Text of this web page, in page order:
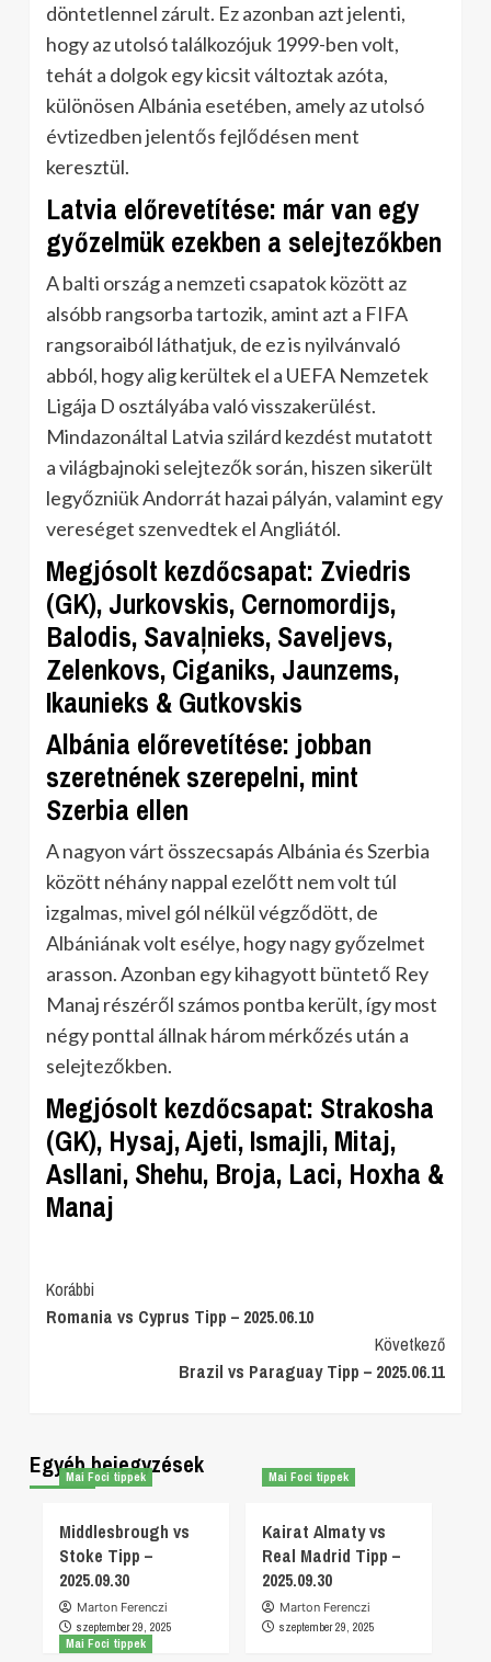
döntetlennel zárult. Ez azonban azt jelenti,
hogy az utolsó találkozójuk 1999-ben volt,
tehát a dolgok egy kicsit változtak azóta,
különösen Albánia esetében, amely az utolsó
évtizedben jelentős fejlődésen ment
keresztül.
Latvia előrevetítése: már van egy
győzelmük ezekben a selejtezőkben
A balti ország a nemzeti csapatok között az
alsóbb rangsorba tartozik, amint azt a FIFA
rangsoraiból láthatjuk, de ez is nyilvánvaló
abból, hogy alig kerültek el a UEFA Nemzetek
Ligája D osztályába való visszakerülést.
Mindazonáltal Latvia szilárd kezdést mutatott
a világbajnoki selejtezők során, hiszen sikerült
legyőzniük Andorrát hazai pályán, valamint egy
vereséget szenvedtek el Angliától.
Megjósolt kezdőcsapat: Zviedris
(GK), Jurkovskis, Cernomordijs,
Balodis, Savaļnieks, Saveljevs,
Zelenkovs, Ciganiks, Jaunzems,
Ikaunieks & Gutkovskis
Albánia előrevetítése: jobban
szeretnének szerepelni, mint
Szerbia ellen
A nagyon várt összecsapás Albánia és Szerbia
között néhány nappal ezelőtt nem volt túl
izgalmas, mivel gól nélkül végződött, de
Albániának volt esélye, hogy nagy győzelmet
arasson. Azonban egy kihagyott büntető Rey
Manaj részéről számos pontba került, így most
négy ponttal állnak három mérkőzés után a
selejtezőkben.
Megjósolt kezdőcsapat: Strakosha
(GK), Hysaj, Ajeti, Ismajli, Mitaj,
Asllani, Shehu, Broja, Laci, Hoxha &
Manaj
Post
Navigation
Korábbi
Romania vs Cyprus Tipp – 2025.06.10
Következő
Brazil vs Paraguay Tipp – 2025.06.11
Egyéb bejegyzések
Mai Foci tippek
Middlesbrough vs
Stoke Tipp –
2025.09.30
Marton Ferenczi
szeptember 29, 2025
Mai Foci tippek
Kairat Almaty vs
Real Madrid Tipp –
2025.09.30
Marton Ferenczi
szeptember 29, 2025
Mai Foci tippek